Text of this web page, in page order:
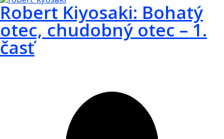
Robert Kiyosaki: Bohatý
otec, chudobný otec – 1.
časť